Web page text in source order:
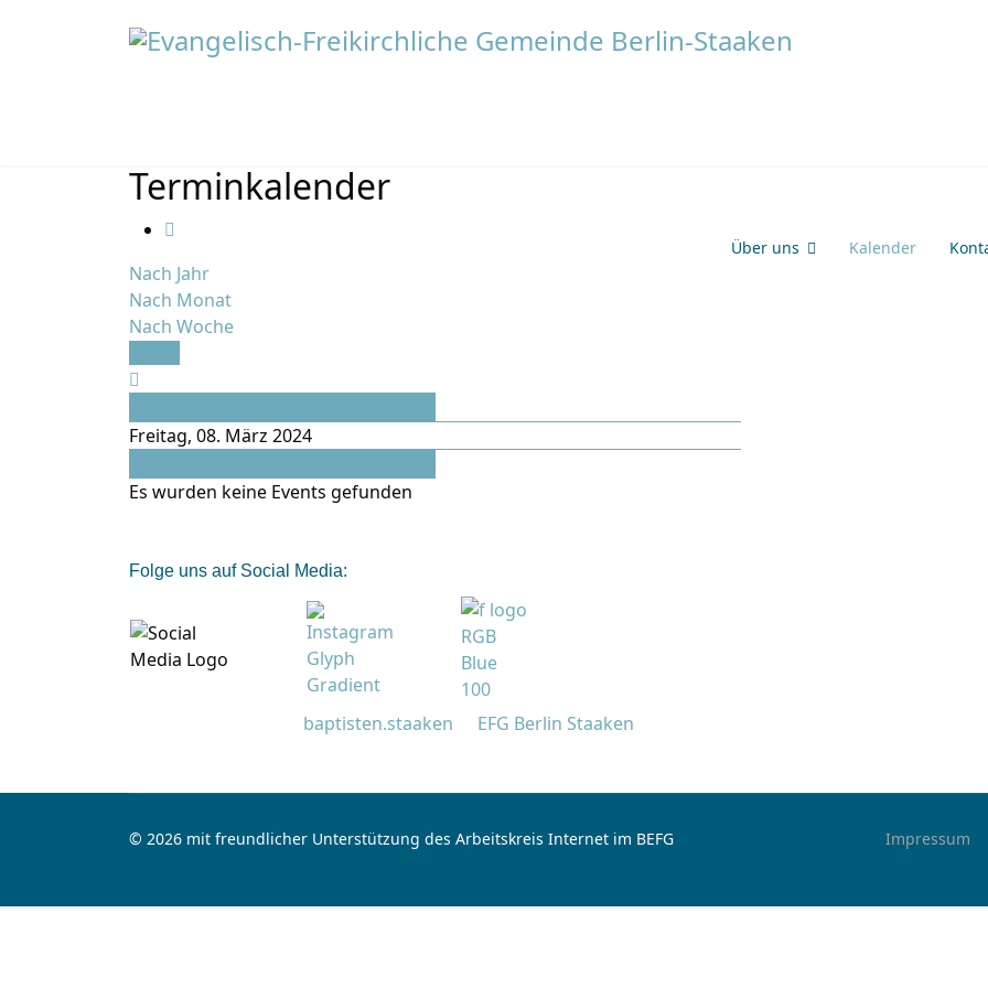
Über uns Kalender
Terminkalender
Nach Jahr
Nach Monat
Nach Woche
Freitag, 08. März 2024
Es wurden keine Events gefunden
Folge uns auf Social Media:
baptisten.staaken EFG Berlin Staaken
© 2026 mit freundlicher Unterstützung des Arbeitskreis Internet im BEFG Impressum